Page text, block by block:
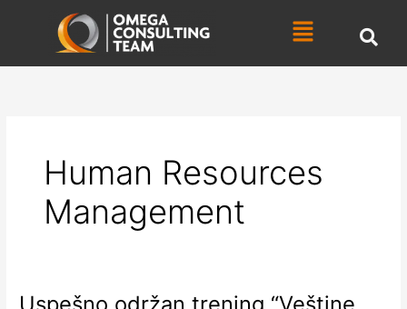
Menu
Human Resources
Management
Uspešno